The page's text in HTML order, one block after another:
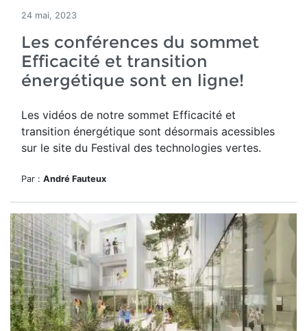
24 mai, 2023
Les conférences du sommet
Efficacité et transition
énergétique sont en ligne!
Les vidéos de notre sommet Efficacité et
transition énergétique sont désormais acessibles
sur le site du Festival des technologies vertes.
Par : André Fauteux